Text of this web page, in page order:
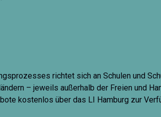
richtet sich an Schulen und
– jeweils außerhalb der Freien und
kostenlos über das LI Hamburg zur